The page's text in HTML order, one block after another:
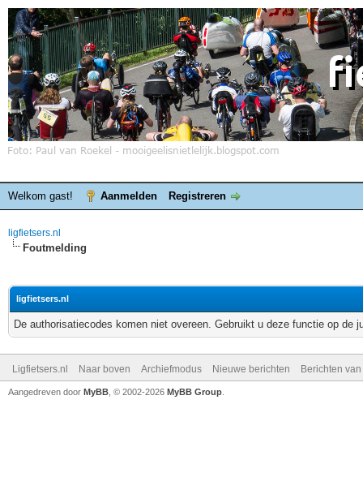
Welkom gast! Aanmelden Registreren
ligfietsers.nl
Foutmelding
ligfietsers.nl
De authorisatiecodes komen niet overeen. Gebruikt u deze functie op de
Ligfietsers.nl Naar boven Archiefmodus Nieuwe berichten Berichten
Aangedreven door MyBB , © 2002-2026 MyBB Group